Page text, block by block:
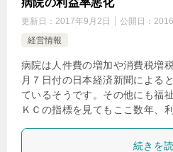
更新日： 2017年9月2日 公開日：
経営情報
病院は人件費の増加や消費税増
月７日付の日本経済新聞による
ているそうです。その他にも福
ＫＣの指標を見てもここ数年、
続きを